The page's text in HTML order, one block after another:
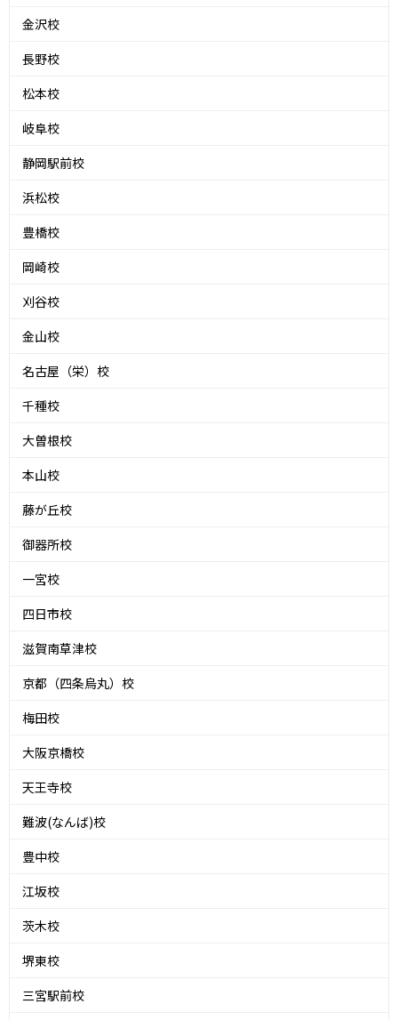
金沢校
長野校
松本校
岐阜校
静岡駅前校
浜松校
豊橋校
岡崎校
刈谷校
金山校
名古屋（栄）校
千種校
大曽根校
本山校
藤が丘校
御器所校
一宮校
四日市校
滋賀南草津校
京都（四条烏丸）校
梅田校
大阪京橋校
天王寺校
難波(なんば)校
豊中校
江坂校
茨木校
堺東校
三宮駅前校